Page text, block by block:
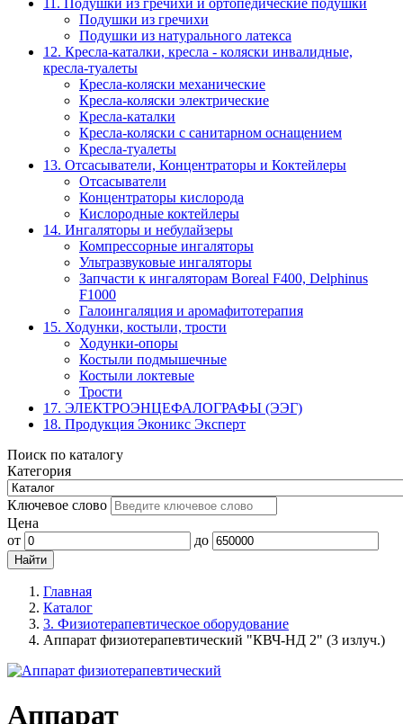
11. Подушки из гречихи и ортопедические подушки
Подушки из гречихи
Подушки из натурального латекса
12. Кресла-каталки, кресла - коляски инвалидные,
кресла-туалеты
Кресла-коляски механические
Кресла-коляски электрические
Кресла-каталки
Кресла-коляски с санитарном оснащением
Кресла-туалеты
13. Отсасыватели, Концентраторы и Коктейлеры
Отсасыватели
Концентраторы кислорода
Кислородные коктейлеры
14. Ингаляторы и небулайзеры
Компрессорные ингаляторы
Ультразвуковые ингаляторы
Запчасти к ингаляторам Boreal F400, Delphinus
F1000
Галоингаляция и аромафитотерапия
15. Ходунки, костыли, трости
Ходунки-опоры
Костыли подмышечные
Костыли локтевые
Трости
17. ЭЛЕКТРО­ЭНЦЕФАЛОГРАФЫ (ЭЭГ)
18. Продукция Эконикс Эксперт
Поиск по каталогу
Категория
Ключевое слово
Цена
от
до
Главная
Каталог
3. Физиотерапевтическое оборудование
Аппарат физиотерапевтический "КВЧ-НД 2" (3 излуч.)
Аппарат